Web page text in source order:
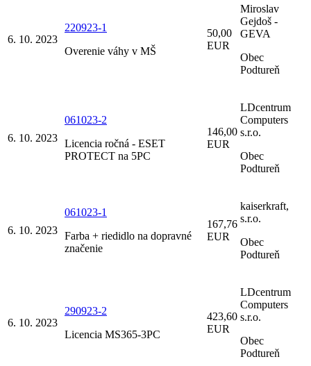
6. 10. 2023
220923-1
Overenie váhy v MŠ
50,00
EUR
Miroslav
Gejdoš -
GEVA
Obec
Podtureň
6. 10. 2023
061023-2
Licencia ročná - ESET
PROTECT na 5PC
146,00
EUR
LDcentrum
Computers
s.r.o.
Obec
Podtureň
6. 10. 2023
061023-1
Farba + riedidlo na dopravné
značenie
167,76
EUR
kaiserkraft,
s.r.o.
Obec
Podtureň
6. 10. 2023
290923-2
Licencia MS365-3PC
423,60
EUR
LDcentrum
Computers
s.r.o.
Obec
Podtureň